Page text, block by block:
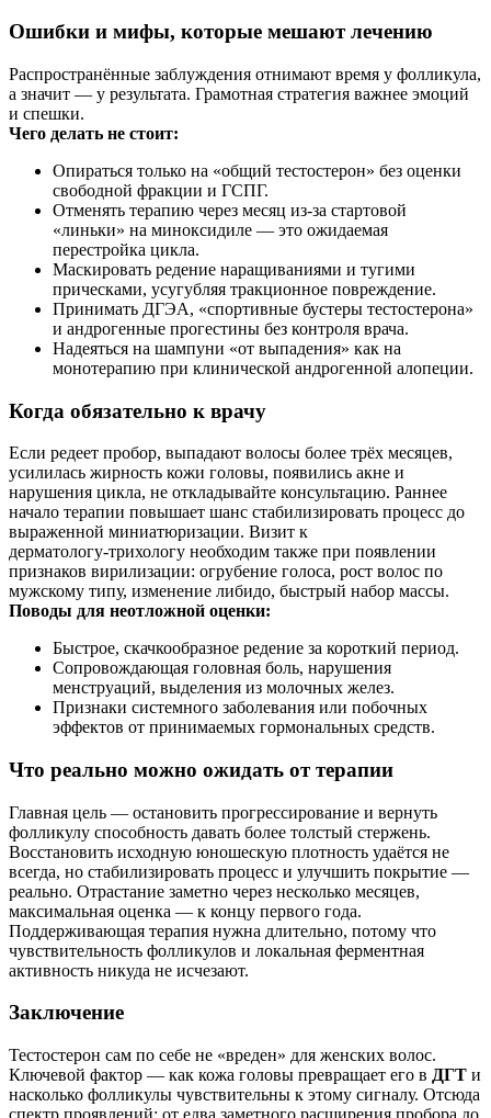
Ошибки и мифы, которые мешают лечению
Распространённые заблуждения отнимают время у фолликула,
а значит — у результата. Грамотная стратегия важнее эмоций
и спешки.
Чего делать не стоит:
Опираться только на «общий тестостерон» без оценки
свободной фракции и ГСПГ.
Отменять терапию через месяц из‑за стартовой
«линьки» на миноксидиле — это ожидаемая
перестройка цикла.
Маскировать редение наращиваниями и тугими
прическами, усугубляя тракционное повреждение.
Принимать ДГЭА, «спортивные бустеры тестостерона»
и андрогенные прогестины без контроля врача.
Надеяться на шампуни «от выпадения» как на
монотерапию при клинической андрогенной алопеции.
Когда обязательно к врачу
Если редеет пробор, выпадают волосы более трёх месяцев,
усилилась жирность кожи головы, появились акне и
нарушения цикла, не откладывайте консультацию. Раннее
начало терапии повышает шанс стабилизировать процесс до
выраженной миниатюризации. Визит к
дерматологу‑трихологу необходим также при появлении
признаков вирилизации: огрубение голоса, рост волос по
мужскому типу, изменение либидо, быстрый набор массы.
Поводы для неотложной оценки:
Быстрое, скачкообразное редение за короткий период.
Сопровождающая головная боль, нарушения
менструаций, выделения из молочных желез.
Признаки системного заболевания или побочных
эффектов от принимаемых гормональных средств.
Что реально можно ожидать от терапии
Главная цель — остановить прогрессирование и вернуть
фолликулу способность давать более толстый стержень.
Восстановить исходную юношескую плотность удаётся не
всегда, но стабилизировать процесс и улучшить покрытие —
реально. Отрастание заметно через несколько месяцев,
максимальная оценка — к концу первого года.
Поддерживающая терапия нужна длительно, потому что
чувствительность фолликулов и локальная ферментная
активность никуда не исчезают.
Заключение
Тестостерон сам по себе не «вреден» для женских волос.
Ключевой фактор — как кожа головы превращает его в ДГТ и
насколько фолликулы чувствительны к этому сигналу. Отсюда